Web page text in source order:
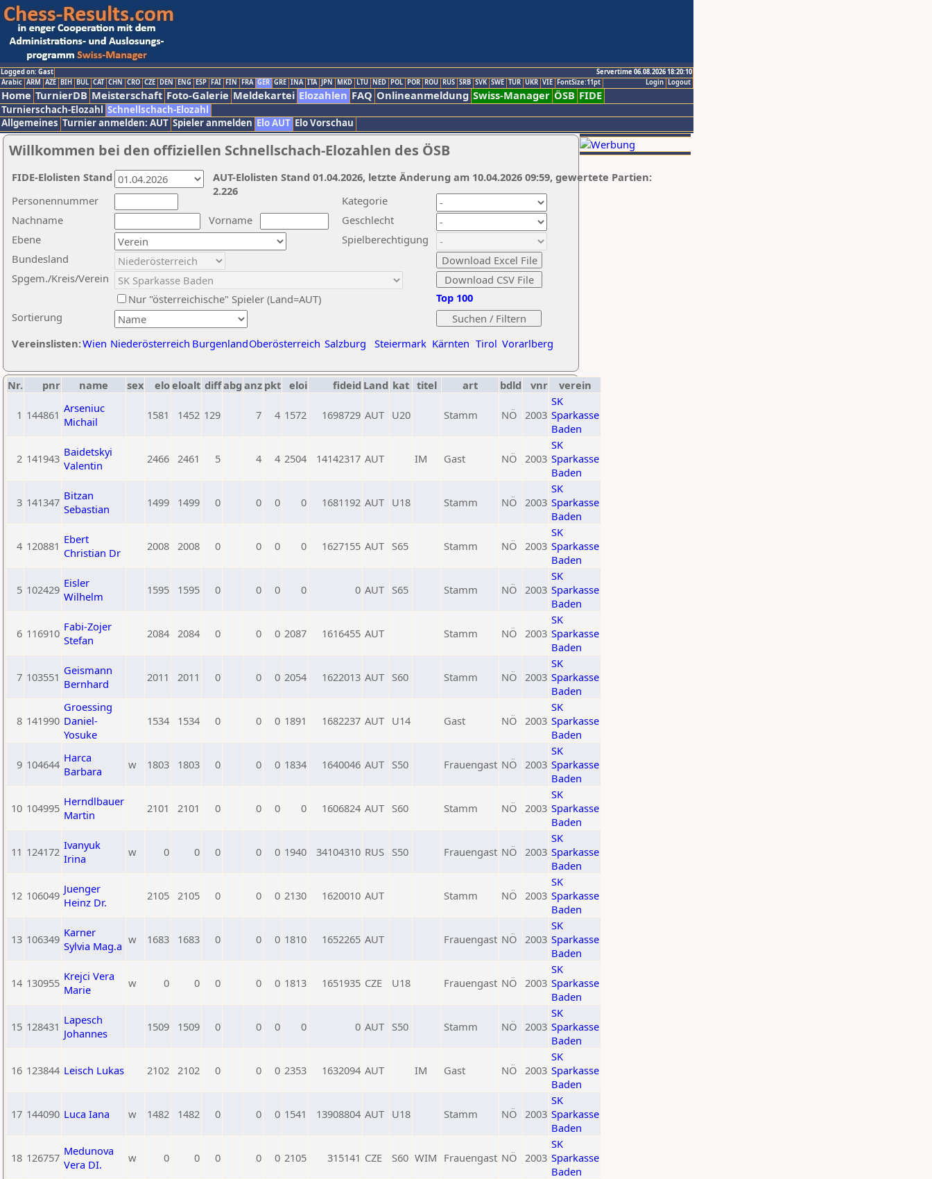
Logged on: Gast
Servertime 06.08.2026 18:20:10
Logout
Login
Arabic ARM AZE BIH BUL CAT CHN CRO CZE DEN ENG ESP FAI FIN FRA GER GRE INA ITA JPN MKD LTU NED POL POR ROU RUS SRB SVK SWE TUR UKR VIE FontSize:11pt
Home TurnierDB Meisterschaft Foto-Galerie Meldekartei Elozahlen FAQ Onlineanmeldung Swiss-Manager ÖSB FIDE
Turnierschach-Elozahl Schnellschach-Elozahl
Allgemeines Turnier anmelden: AUT Spieler anmelden Elo AUT Elo Vorschau
Willkommen bei den offiziellen Schnellschach-Elozahlen des ÖSB
Nachname
Vorname
Ebene
Kategorie
Sortierung
Personennummer
Bundesland
Spgem./Kreis/Verein
Geschlecht
Nur "österreichische" Spieler (Land=AUT)
Spielberechtigung
Vereinslisten:Wien Niederösterreich BurgenlandOberösterreich Salzburg Steiermark Kärnten Tirol Vorarlberg
Top 100
AUT-Elolisten Stand 01.04.2026, letzte Änderung am 10.04.2026 09:59, gewertete Partien:
2.226
FIDE-Elolisten Stand
Nr. pnr name sex eloeloalt diffabg anz pkt eloi fideid Land kat titel art bdld vnr verein
1 144861 Arseniuc
Michail
1581 1452 129 7 4 1572 1698729 AUT U20 Stamm NÖ 2003
SK
Sparkasse
Baden
2 141943 Baidetskyi
Valentin
2466 2461 5 4 4 2504 14142317 AUT IM Gast NÖ 2003
SK
Sparkasse
Baden
3 141347 Bitzan
Sebastian
1499 1499 0 0 0 0 1681192 AUT U18 Stamm NÖ 2003
SK
Sparkasse
Baden
4 120881 Ebert
Christian Dr
2008 2008 0 0 0 0 1627155 AUT S65 Stamm NÖ 2003
SK
Sparkasse
Baden
5 102429 Eisler
Wilhelm
1595 1595 0 0 0 0 0 AUT S65 Stamm NÖ 2003
SK
Sparkasse
Baden
6 116910 Fabi-Zojer
Stefan
2084 2084 0 0 0 2087 1616455 AUT Stamm NÖ 2003
SK
Sparkasse
Baden
7 103551 Geismann
Bernhard
2011 2011 0 0 0 2054 1622013 AUT S60 Stamm NÖ 2003
SK
Sparkasse
Baden
8 141990
Groessing
Daniel-
Yosuke
1534 1534 0 0 0 1891 1682237 AUT U14 Gast NÖ 2003
SK
Sparkasse
Baden
9 104644 Harca
Barbara
w 1803 1803 0 0 0 1834 1640046 AUT S50 Frauengast NÖ 2003
SK
Sparkasse
Baden
10 104995 Herndlbauer
Martin
2101 2101 0 0 0 0 1606824 AUT S60 Stamm NÖ 2003
SK
Sparkasse
Baden
11 124172 Ivanyuk
Irina
w 0 0 0 0 0 1940 34104310 RUS S50 Frauengast NÖ 2003
SK
Sparkasse
Baden
12 106049 Juenger
Heinz Dr.
2105 2105 0 0 0 2130 1620010 AUT Stamm NÖ 2003
SK
Sparkasse
Baden
13 106349 Karner
Sylvia Mag.a w 1683 1683 0 0 0 1810 1652265 AUT Frauengast NÖ 2003
SK
Sparkasse
Baden
14 130955 Krejci Vera
Marie
w 0 0 0 0 0 1813 1651935 CZE U18 Frauengast NÖ 2003
SK
Sparkasse
Baden
15 128431 Lapesch
Johannes
1509 1509 0 0 0 0 0 AUT S50 Stamm NÖ 2003
SK
Sparkasse
Baden
16 123844 Leisch Lukas 2102 2102 0 0 0 2353 1632094 AUT IM Gast NÖ 2003
SK
Sparkasse
Baden
17 144090 Luca Iana w 1482 1482 0 0 0 1541 13908804 AUT U18 Stamm NÖ 2003
SK
Sparkasse
Baden
18 126757 Medunova
Vera DI.
w 0 0 0 0 0 2105 315141 CZE S60 WIM Frauengast NÖ 2003
SK
Sparkasse
Baden